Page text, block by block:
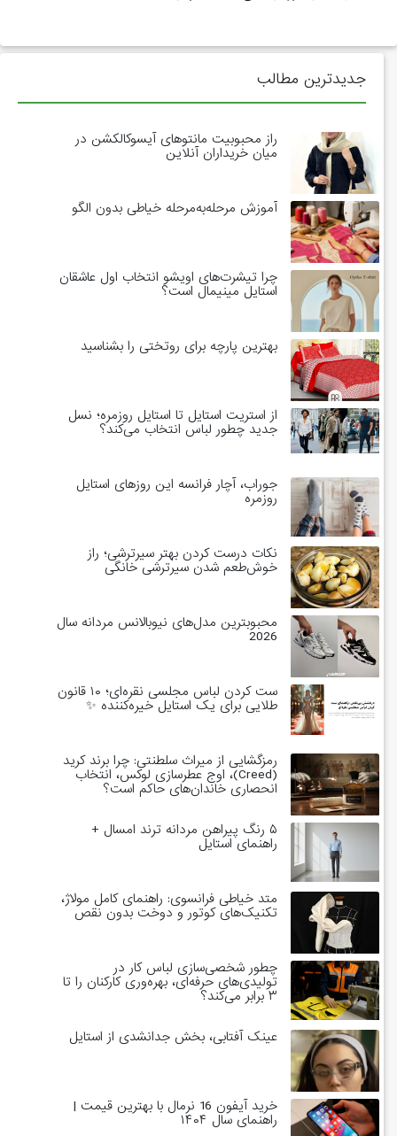
جدیدترین مطالب
راز محبوبیت مانتوهای آیسوکالکشن در
میان خریداران آنلاین
آموزش مرحله‌به‌مرحله خیاطی بدون الگو
چرا تیشرت‌های اویشو انتخاب اول عاشقان
استایل مینیمال است؟
بهترین پارچه برای روتختی را بشناسید
از استریت استایل تا استایل روزمره؛ نسل
جدید چطور لباس انتخاب می‌کند؟
جوراب، آچار فرانسه این روزهای استایل
روزمره
نکات درست کردن بهتر سیرترشی؛ راز
خوش‌طعم شدن سیرترشی خانگی
محبوبترین مدل‌های نیوبالانس مردانه سال
2026
ست کردن لباس مجلسی نقره‌ای؛ ۱۰ قانون
طلایی برای یک استایل خیره‌کننده ✨
رمزگشایی از میراث سلطنتی: چرا برند کرید
(Creed)، اوج عطرسازی لوکس، انتخاب
انحصاری خاندان‌های حاکم است؟
۵ رنگ پیراهن مردانه ترند امسال +
راهنمای استایل
متد خیاطی فرانسوی: راهنمای کامل مولاژ،
تکنیک‌های کوتور و دوخت بدون نقص
چطور شخصی‌سازی لباس کار در
تولیدی‌های حرفه‌ای، بهره‌وری کارکنان را تا
۳ برابر می‌کند؟
عینک آفتابی، بخش جدانشدی از استایل
خرید آیفون 16 نرمال با بهترین قیمت |
راهنمای سال ۱۴۰۴